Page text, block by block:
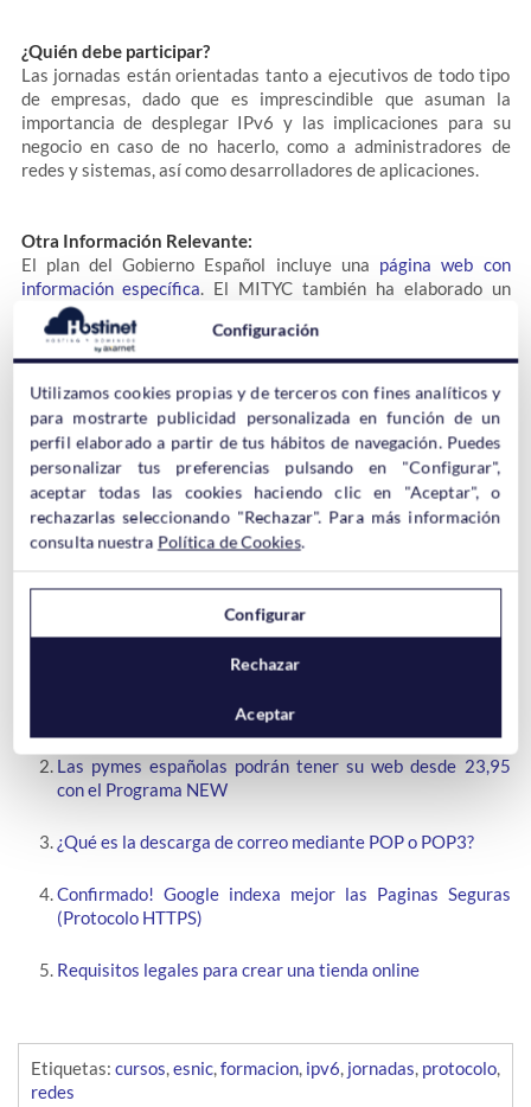
¿Quién debe participar?
Las jornadas están orientadas tanto a ejecutivos de todo tipo
de empresas, dado que es imprescindible que asuman la
importancia de desplegar IPv6 y las implicaciones para su
negocio en caso de no hacerlo, como a administradores de
redes y sistemas, así como desarrolladores de aplicaciones.
Otra Información Relevante:
El plan del Gobierno Español incluye una página web con
información específica. El MITYC también ha elaborado un
video explicativo del Plan
Agenda, requisitos, pre-registro y más información:
Jornadas Gratuitas de Formación IPv6
Artículos relacionados:
Renueva tus dominios .es por 10 años y ahorra dinero!
Las pymes españolas podrán tener su web desde 23,95
con el Programa NEW
¿Qué es la descarga de correo mediante POP o POP3?
Confirmado! Google indexa mejor las Paginas Seguras
(Protocolo HTTPS)
Requisitos legales para crear una tienda online
Etiquetas: cursos esnic formacion ipv6 jornadas protocolo
redes
Configuración
Utilizamos cookies propias y de terceros con fines analíticos y
para mostrarte publicidad personalizada en función de un
perfil elaborado a partir de tus hábitos de navegación. Puedes
personalizar tus preferencias pulsando en "Configurar",
aceptar todas las cookies haciendo clic en "Aceptar", o
rechazarlas seleccionando "Rechazar". Para más información
consulta nuestra Política de Cookies.
Configurar
Rechazar
Aceptar